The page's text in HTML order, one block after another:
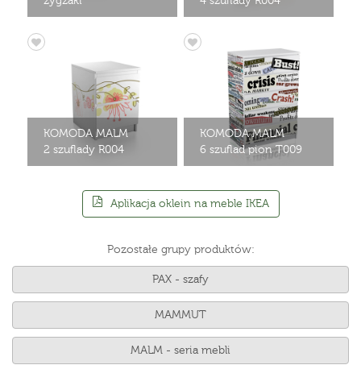
KOMODA MALM
2 szuflady R004
KOMODA MALM
6 szuflad pion T009
Aplikacja oklein na meble IKEA
Pozostałe grupy produktów:
PAX - szafy
MAMMUT
MALM - seria mebli